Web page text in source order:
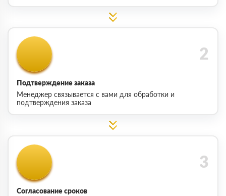
Подтверждение заказа
Менеджер связывается с вами для обработки и
подтверждения заказа
Согласование сроков